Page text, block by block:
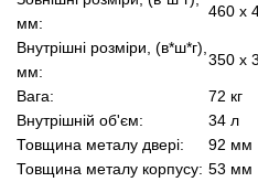
мм:
460 x
Внутрішні розміри, (в*ш*г),
мм:
350 x
Вага:
72 кг
Внутрішній об'єм:
34 л
Товщина металу двері:
92 мм
Товщина металу корпусу: 53 мм